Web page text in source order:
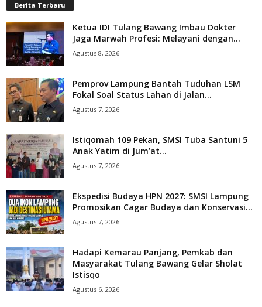
Berita Terbaru
Ketua IDI Tulang Bawang Imbau Dokter
Jaga Marwah Profesi: Melayani dengan...
Agustus 8, 2026
Pemprov Lampung Bantah Tuduhan LSM
Fokal Soal Status Lahan di Jalan...
Agustus 7, 2026
Istiqomah 109 Pekan, SMSI Tuba Santuni 5
Anak Yatim di Jum’at...
Agustus 7, 2026
Ekspedisi Budaya HPN 2027: SMSI Lampung
Promosikan Cagar Budaya dan Konservasi...
Agustus 7, 2026
Hadapi Kemarau Panjang, Pemkab dan
Masyarakat Tulang Bawang Gelar Sholat
Istisqo
Agustus 6, 2026